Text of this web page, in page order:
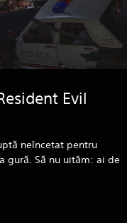
Evil
neîncetat pentru
gură. Să nu uităm: ai de